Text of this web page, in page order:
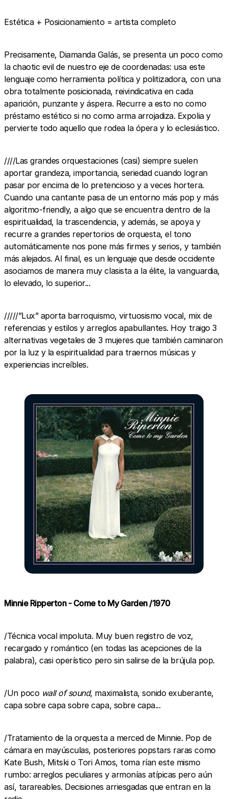
Estética + Posicionamiento = artista completo
Precisamente, Diamanda Galás, se presenta un poco como
la chaotic evil de nuestro eje de coordenadas: usa este
lenguaje como herramienta política y politizadora, con una
obra totalmente posicionada, reivindicativa en cada
aparición, punzante y áspera. Recurre a esto no como
préstamo estético si no como arma arrojadiza. Expolia y
pervierte todo aquello que rodea la ópera y lo eclesiástico.
////Las grandes orquestaciones (casi) siempre suelen
aportar grandeza, importancia, seriedad cuando logran
pasar por encima de lo pretencioso y a veces hortera.
Cuando una cantante pasa de un entorno más pop y más
algoritmo-friendly, a algo que se encuentra dentro de la
espiritualidad, la trascendencia, y además, se apoya y
recurre a grandes repertorios de orquesta, el tono
automáticamente nos pone más firmes y serios, y también
más alejados. Al final, es un lenguaje que desde occidente
asociamos de manera muy clasista a la élite, la vanguardia,
lo elevado, lo superior...
/////”Lux” aporta barroquismo, virtuosismo vocal, mix de
referencias y estilos y arreglos apabullantes. Hoy traigo 3
alternativas vegetales de 3 mujeres que también caminaron
por la luz y la espiritualidad para traernos músicas y
experiencias increíbles.
Minnie Ripperton - Come to My Garden /1970
/Técnica vocal impoluta. Muy buen registro de voz,
recargado y romántico (en todas las acepciones de la
palabra), casi operístico pero sin salirse de la brújula pop.
/Un poco wall of sound, maximalista, sonido exuberante,
capa sobre capa sobre capa, sobre capa...
/Tratamiento de la orquesta a merced de Minnie. Pop de
cámara en mayúsculas, posteriores popstars raras como
Kate Bush, Mitski o Tori Amos, toma rían este mismo
rumbo: arreglos peculiares y armonías atípicas pero aún
así, tarareables. Decisiones arriesgadas que entran en la